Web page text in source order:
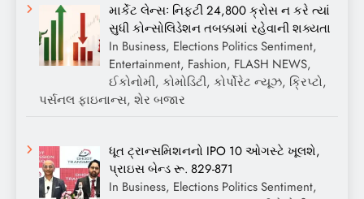
માર્કેટ લેન્સઃ નિફ્ટી 24,800 ક્રોસ ન કરે ત્યાં
સુધી કોન્સોલિડેશન તબક્કામાં રહેવાની શક્યતા
In Business, Elections Politics Sentiment,
Entertainment, Fashion, FLASH NEWS,
ઈકોનોમી, કોમોડિટી, કોર્પોરેટ ન્યૂઝ, ક્રિપ્ટો,
પર્સનલ ફાઇનાન્સ, શેર બજાર
ધૂત ટ્રાન્સમિશનનો IPO 10 ઓગસ્ટે ખૂલશે,
પ્રાઇસ બેન્ડ રૂ. 829-871
In Business, Elections Politics Sentiment,